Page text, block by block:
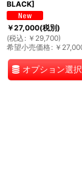
BLACK]
￥27,000(税別)
(税込 : ￥ 29,700)
希望小売価格: ￥
オプション選択